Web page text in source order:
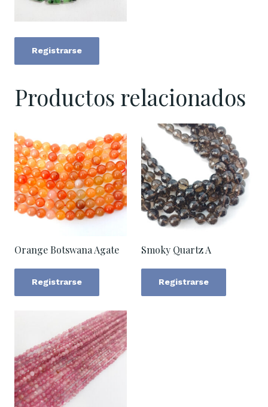
Registrarse
Productos relacionados
Orange Botswana Agate
Registrarse
Smoky Quartz A
Registrarse